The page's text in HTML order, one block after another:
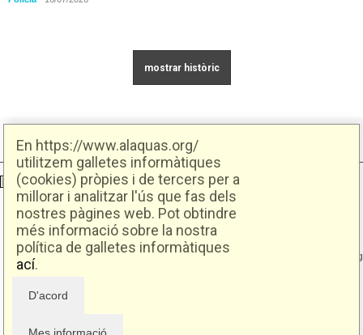
En https://www.alaquas.org/
utilitzem galletes informàtiques
(cookies) pròpies i de tercers per a
millorar i analitzar l'ús que fas dels
nostres pàgines web. Pot obtindre
més informació sobre la nostra
política de galletes informàtiques
ací.
Ajuntament d'Alaquàs Creative Commons
Ajuntament d'Alaquàs.
C/. Major 88. CP: 46970 Alaquàs.dir3: L01460057
Tel.: 96 151 94 00 | FAX: 96 151 94 03 | info@alaquas.org